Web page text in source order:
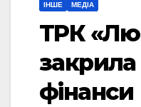
ІНШЕ МЕДІА
ТРК
фінанси